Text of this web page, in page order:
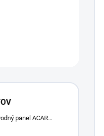
panel ACAR
vypínač, indikátor